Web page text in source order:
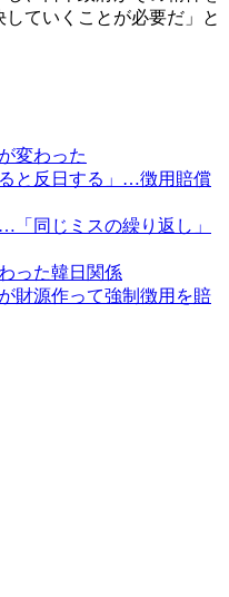
ていくことが必要だ」と
変わった
と反日する」…徴用賠償
同じミスの繰り返し」
った韓日関係
財源作って強制徴用を賠